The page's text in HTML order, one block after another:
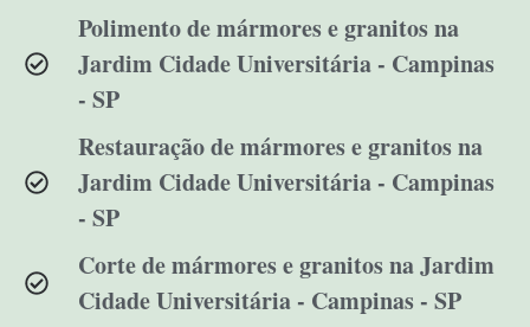
Polimento de mármores e granitos na
Jardim Cidade Universitária - Campinas
- SP
Restauração de mármores e granitos na
Jardim Cidade Universitária - Campinas
- SP
Corte de mármores e granitos na Jardim
Cidade Universitária - Campinas - SP